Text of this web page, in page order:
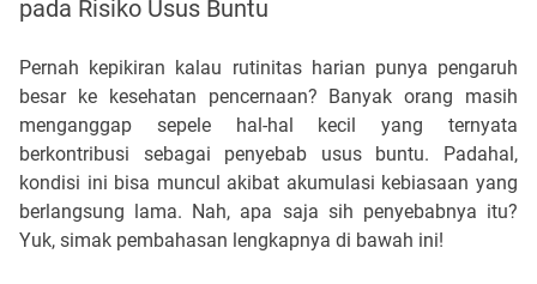
pada Risiko Usus Buntu
Pernah kepikiran kalau rutinitas harian punya pengaruh
besar ke kesehatan pencernaan? Banyak orang masih
menganggap sepele hal-hal kecil yang ternyata
berkontribusi sebagai penyebab usus buntu. Padahal,
kondisi ini bisa muncul akibat akumulasi kebiasaan yang
berlangsung lama. Nah, apa saja sih penyebabnya itu?
Yuk, simak pembahasan lengkapnya di bawah ini!